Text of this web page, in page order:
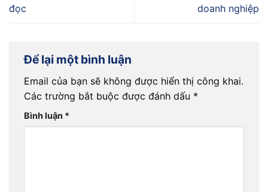
đọc
doanh nghiệp
Để lại một bình luận
Email của bạn sẽ không được hiển thị công khai.
Các trường bắt buộc được đánh dấu *
Bình luận *